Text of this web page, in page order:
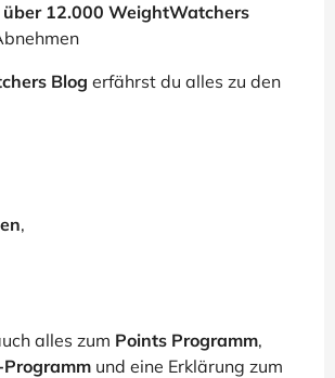
über 12.000 WeightWatchers
Blog erfährst du alles zu den
,
alles zum Points Programm,
und eine Erklärung zum